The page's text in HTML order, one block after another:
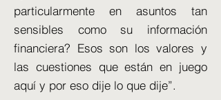
particularmente en asuntos tan
sensibles como su información
financiera? Esos son los valores y
las cuestiones que están en juego
aquí y por eso dije lo que dije”.